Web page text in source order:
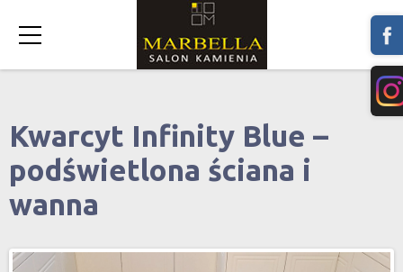
Kwarcyt Infinity Blue –
podświetlona ściana i
wanna